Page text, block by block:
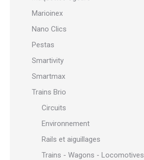
Marioinex
Nano Clics
Pestas
Smartivity
Smartmax
Trains Brio
Circuits
Environnement
Rails et aiguillages
Trains - Wagons - Locomotives